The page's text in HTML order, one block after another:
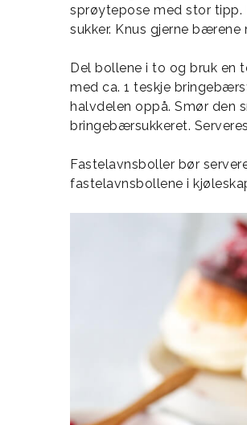
sprøytepose med stor
sukker. Knus gjerne bærene
Del bollene i to og bruk en
med ca. 1 teskje
halvdelen oppå. Smør den
bringebærsukkeret.
Fastelavnsboller bør
fastelavnsbollene i